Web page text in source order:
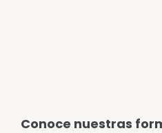
Conoce nuestras